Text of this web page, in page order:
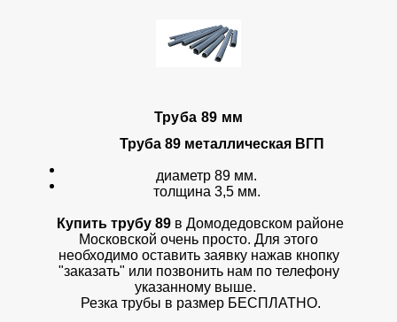
Труба 89 мм
Труба 89 металлическая ВГП
диаметр 89 мм.
толщина 3,5 мм.
Купить трубу 89 в Домодедовском районе
Московской очень просто. Для этого
необходимо оставить заявку нажав кнопку
"заказать" или позвонить нам по телефону
указанному выше.
Резка трубы в размер БЕСПЛАТНО.